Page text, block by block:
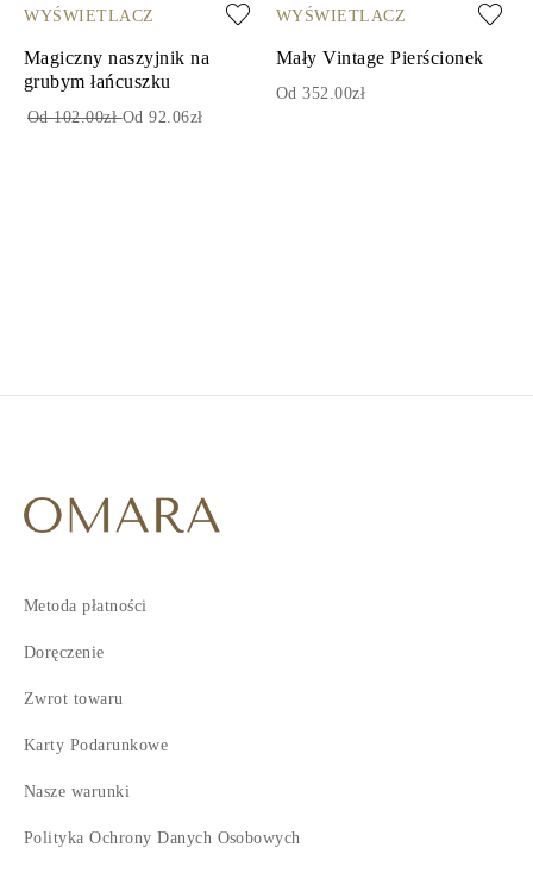
WYŚWIETLACZ
Magiczny naszyjnik na
grubym łańcuszku
Od 102.00złOd 92.06zł
WYŚWIETLACZ
Mały Vintage Pierścionek
Od 352.00zł
Metoda płatności
Doręczenie
Zwrot towaru
Karty Podarunkowe
Nasze warunki
Polityka Ochrony Danych Osobowych